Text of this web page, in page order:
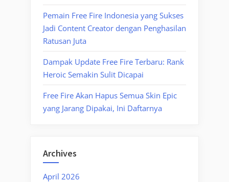
Pemain Free Fire Indonesia yang Sukses
Jadi Content Creator dengan Penghasilan
Ratusan Juta
Dampak Update Free Fire Terbaru: Rank
Heroic Semakin Sulit Dicapai
Free Fire Akan Hapus Semua Skin Epic
yang Jarang Dipakai, Ini Daftarnya
Archives
April 2026